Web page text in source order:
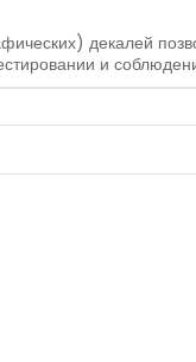
декалей
и